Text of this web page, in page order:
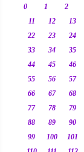
0 1 2
11
12 13
22
23 24
33
34 35
44
45 46
55
56 57
66
67 68
77
78 79
88
89 90
99
100 101